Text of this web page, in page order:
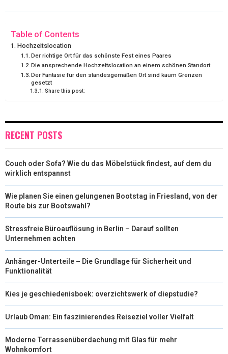
W
T
T
E
)
E
O
T
E
K
I
I
Table of Contents
Hochzeitslocation
Der richtige Ort für das schönste Fest eines Paares
Die ansprechende Hochzeitslocation an einem schönen Standort
Der Fantasie für den standesgemäßen Ort sind kaum Grenzen
gesetzt
Share this post:
RECENT POSTS
Couch oder Sofa? Wie du das Möbelstück findest, auf dem du
wirklich entspannst
Wie planen Sie einen gelungenen Bootstag in Friesland, von der
Route bis zur Bootswahl?
Stressfreie Büroauflösung in Berlin – Darauf sollten
Unternehmen achten
Anhänger-Unterteile – Die Grundlage für Sicherheit und
Funktionalität
Kies je geschiedenisboek: overzichtswerk of diepstudie?
Urlaub Oman: Ein faszinierendes Reiseziel voller Vielfalt
Moderne Terrassenüberdachung mit Glas für mehr
Wohnkomfort